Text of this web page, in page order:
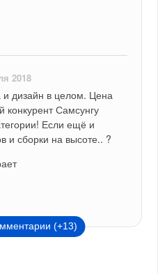
2018
дизайн в целом. Цена
Самсунгу
Если ещё и
и сборки на высоте.. ?
(+13)